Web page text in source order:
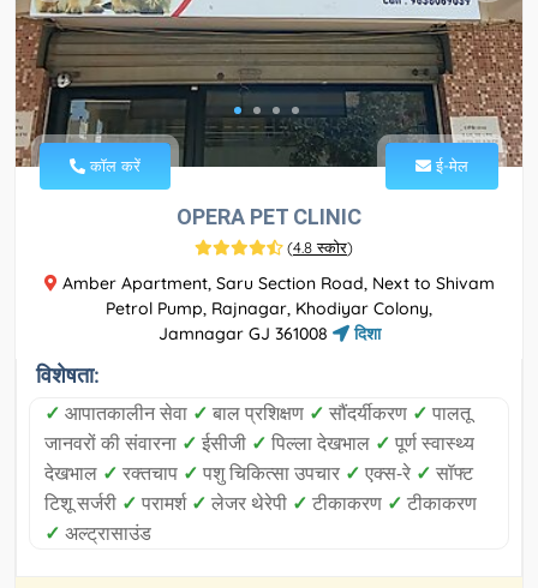
कॉल करें ई-मेल
OPERA PET CLINIC
(4.8 स्कोर)
Amber Apartment, Saru Section Road, Next to Shivam
Petrol Pump, Rajnagar, Khodiyar Colony,
Jamnagar GJ 361008
दिशा
विशेषता:
✓ आपातकालीन सेवा ✓ बाल प्रशिक्षण ✓ सौंदर्यीकरण ✓ पालतू
जानवरों की संवारना ✓ ईसीजी ✓ पिल्ला देखभाल ✓ पूर्ण स्वास्थ्य
देखभाल ✓ रक्तचाप ✓ पशु चिकित्सा उपचार ✓ एक्स-रे ✓ सॉफ्ट
टिशू सर्जरी ✓ परामर्श ✓ लेजर थेरेपी ✓ टीकाकरण ✓ टीकाकरण
✓ अल्ट्रासाउंड